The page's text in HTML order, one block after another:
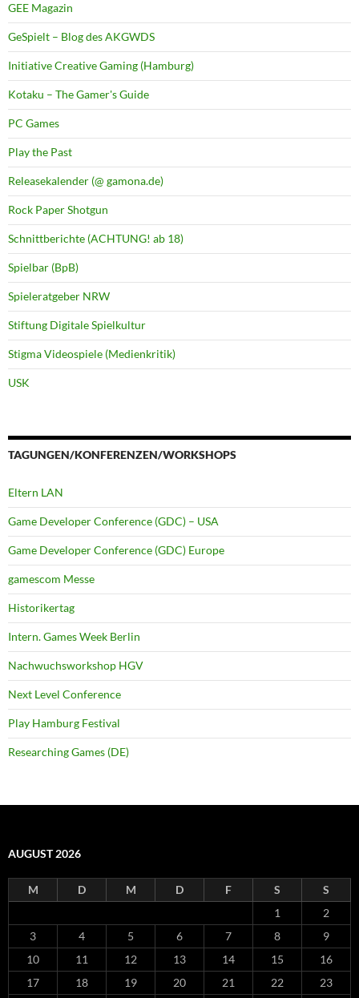
GEE Magazin
GeSpielt – Blog des AKGWDS
Initiative Creative Gaming (Hamburg)
Kotaku – The Gamer's Guide
PC Games
Play the Past
Releasekalender (@ gamona.de)
Rock Paper Shotgun
Schnittberichte (ACHTUNG! ab 18)
Spielbar (BpB)
Spieleratgeber NRW
Stiftung Digitale Spielkultur
Stigma Videospiele (Medienkritik)
USK
TAGUNGEN/KONFERENZEN/WORKSHOPS
Eltern LAN
Game Developer Conference (GDC) – USA
Game Developer Conference (GDC) Europe
gamescom Messe
Historikertag
Intern. Games Week Berlin
Nachwuchsworkshop HGV
Next Level Conference
Play Hamburg Festival
Researching Games (DE)
AUGUST 2026
M D M D F S
S
1
2
3
4 5 6 7 8
9
10
11 12 13 14 15
16
17
18 19 20 21 22
23